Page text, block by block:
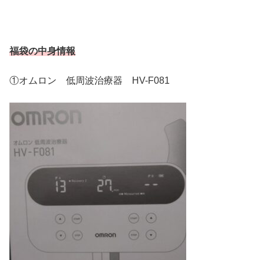
福袋の中身情報
①オムロン 低周波治療器 HV-F081